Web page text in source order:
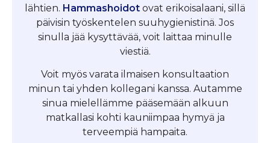
lähtien. Hammashoidot ovat erikoisalaani, sillä
päivisin työskentelen suuhygienistinä. Jos
sinulla jää kysyttävää, voit laittaa minulle
viestiä.
Voit myös varata ilmaisen konsultaation
minun tai yhden kollegani kanssa. Autamme
sinua mielellämme pääsemään alkuun
matkallasi kohti kauniimpaa hymyä ja
terveempiä hampaita.